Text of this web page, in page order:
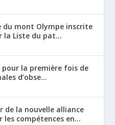
du mont Olympe inscrite
la Liste du pat...
pour la première fois de
d’obse...
de la nouvelle alliance
les compétences en...